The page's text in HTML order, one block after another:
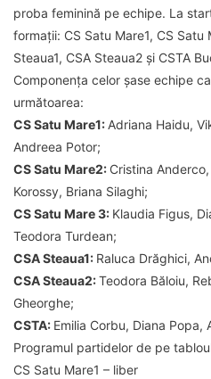
proba feminină pe echipe. La
formații: CS Satu Mare1, CS Satu
Steaua1, CSA Steaua2 și CSTA
Componența celor șase echipe
următoarea:
CS Satu Mare1: Adriana Haidu,
Andreea Potor;
CS Satu Mare2: Cristina
Korossy, Briana Silaghi;
CS Satu Mare 3: Klaudia Figus,
Teodora Turdean;
CSA Steaua1: Raluca Drăghici,
CSA Steaua2:Teodora Băloiu,
Gheorghe;
CSTA: Emilia Corbu, Diana Popa,
Programul partidelor de pe
CS Satu Mare1 – liber